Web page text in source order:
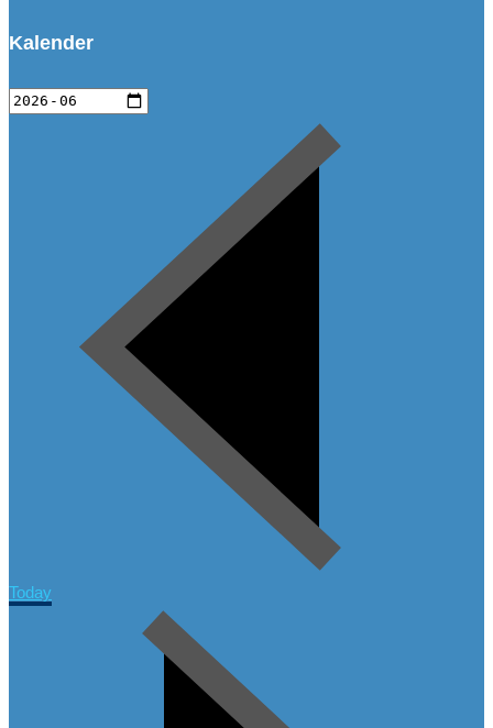
Kalender
Today